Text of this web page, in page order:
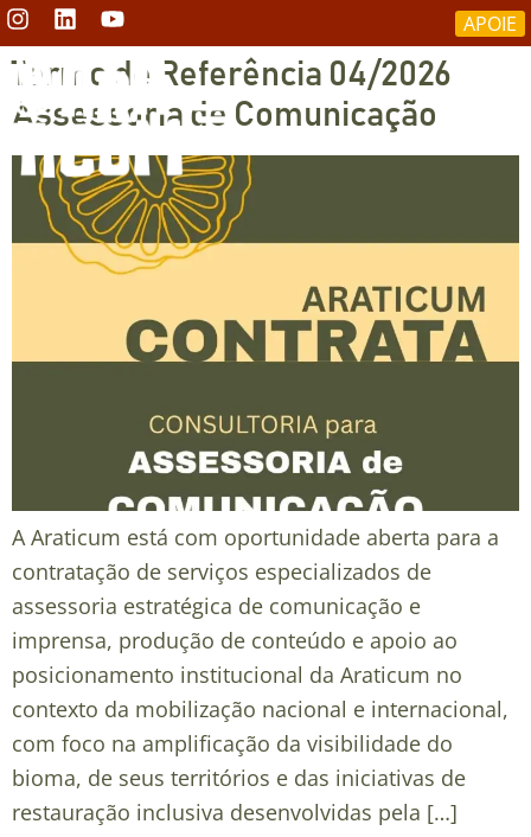
APOIE
Termo de Referência 04/2026
Assessoria de Comunicação
A Araticum está com oportunidade aberta para a
contratação de serviços especializados de
assessoria estratégica de comunicação e
imprensa, produção de conteúdo e apoio ao
posicionamento institucional da Araticum no
contexto da mobilização nacional e internacional,
com foco na amplificação da visibilidade do
bioma, de seus territórios e das iniciativas de
restauração inclusiva desenvolvidas pela […]